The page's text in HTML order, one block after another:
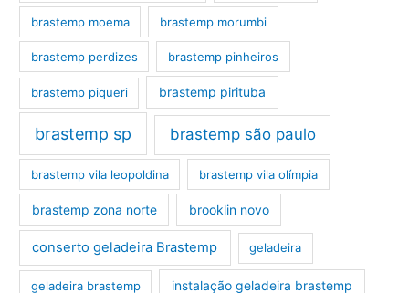
brastemp moema brastemp morumbi
brastemp perdizes brastemp pinheiros
brastemp piqueri brastemp pirituba
brastemp sp brastemp são paulo
brastemp vila leopoldina brastemp vila olímpia
brastemp zona norte brooklin novo
conserto geladeira Brastemp geladeira
geladeira brastemp instalação geladeira brastemp